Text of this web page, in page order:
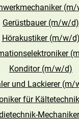
Gerüstbauer (m/w/d)
Hörakustiker (m/w/d)
Konditor (m/w/d)
und Lackierer (m/
für